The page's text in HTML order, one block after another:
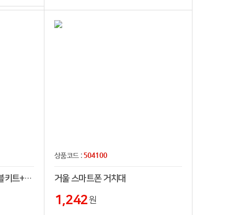
[티뮤]올인원 멀티충전케이블키트+파워뱅크(5000mAh)일체형 C타입,8핀,5핀,PD TK-P1
상품코드 : 504100
거울 스마트폰 거치대
1,242원